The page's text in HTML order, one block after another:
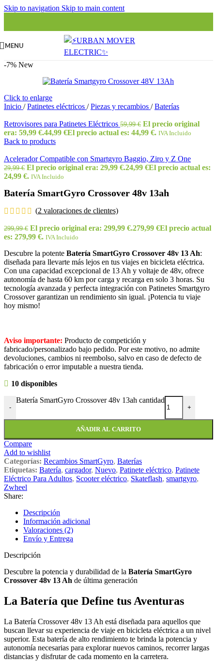
Skip to navigation Skip to main content
MENU
-7% New
Click to enlarge
Inicio / Patinetes eléctricos / Piezas y recambios / Baterías
Retrovisores para Patinetes Eléctricos 59,99€ El precio original
era: 59,99 €.44,99 €El precio actual es: 44,99 €. IVA Incluido
Back to products
Acelerador Compatible con Smartgyro Baggio, Ziro y Z One
29,99€ El precio original era: 29,99 €.24,99 €El precio actual es:
24,99 €. IVA Incluido
Batería SmartGyro Crossover 48v 13ah
(2 valoraciones de clientes)
299,99€ El precio original era: 299,99 €.279,99 €El precio actual
es: 279,99 €. IVA Incluido
Descubre la potente Batería SmartGyro Crossover 48v 13 Ah:
diseñada para llevarte más lejos en tus viajes en bicicleta eléctrica.
Con una capacidad excepcional de 13 Ah y voltaje de 48v, ofrece
autonomía de hasta 60 km por carga y recarga en solo 3 horas. Su
tecnología avanzada y perfecta integración con Patinetes Smartgyro
Crossover garantizan un rendimiento sin igual. ¡Potencia tu viaje
hoy mismo!
Aviso importante: Producto de competición y
fabricado/personalizado bajo pedido. Por este motivo, no admite
devoluciones, cambios ni reembolso, salvo en caso de defecto de
fabricación o error imputable a nuestra tienda.
10 disponibles
-
Batería SmartGyro Crossover 48v 13ah cantidad
+
AÑADIR AL CARRITO
Compare
Add to wishlist
Categorías: Recambios SmartGyro, Baterías
Etiquetas: Batería, cargador, Nuevo, Patinete eléctrico, Patinete
Eléctrico Para Adultos, Scooter eléctrico, Skateflash, smartgyro,
Zwheel
Share:
Descripción
Información adicional
Valoraciones (2)
Envío y Entrega
Descripción
Descubre la potencia y durabilidad de la Batería SmartGyro
Crossover 48v 13 Ah de última generación
La Batería que Define tus Aventuras
La Batería Crossover 48v 13 Ah está diseñada para aquellos que
buscan llevar su experiencia de viaje en bicicleta eléctrica a un nivel
superior. Esta batería de alto rendimiento te brinda la potencia y
autonomía necesarias para explorar nuevos caminos, recorrer largas
distancias y disfrutar de cada momento en la carretera.